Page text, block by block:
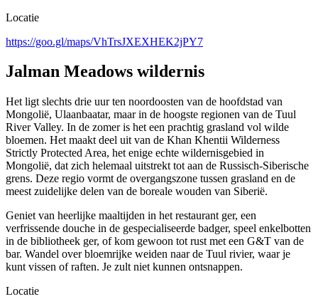
Locatie
https://goo.gl/maps/VhTrsJXEXHEK2jPY7
Jalman Meadows wildernis
Het ligt slechts drie uur ten noordoosten van de hoofdstad van
Mongolië, Ulaanbaatar, maar in de hoogste regionen van de Tuul
River Valley. In de zomer is het een prachtig grasland vol wilde
bloemen. Het maakt deel uit van de Khan Khentii Wilderness
Strictly Protected Area, het enige echte wildernisgebied in
Mongolië, dat zich helemaal uitstrekt tot aan de Russisch-Siberische
grens. Deze regio vormt de overgangszone tussen grasland en de
meest zuidelijke delen van de boreale wouden van Siberië.
Geniet van heerlijke maaltijden in het restaurant ger, een
verfrissende douche in de gespecialiseerde badger, speel enkelbotten
in de bibliotheek ger, of kom gewoon tot rust met een G&T van de
bar. Wandel over bloemrijke weiden naar de Tuul rivier, waar je
kunt vissen of raften. Je zult niet kunnen ontsnappen.
Locatie